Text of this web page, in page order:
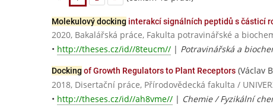
Molekulový docking interakcí signálních peptidů s částicí
2020, Bakalářská práce, Fakulta potravinářské a
• http://theses.cz/id//8teucm// | Potravinářská a
Docking of Growth Regulators to Plant Receptors (Václav
2018, Disertační práce, Přírodovědecká fakulta /
• http://theses.cz/id//ah8vme// | Chemie / Fyzikální